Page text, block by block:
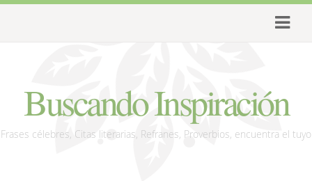
Buscando Inspiración
Frases célebres, Citas literarias, Refranes, Proverbios, encuentra el tuyo